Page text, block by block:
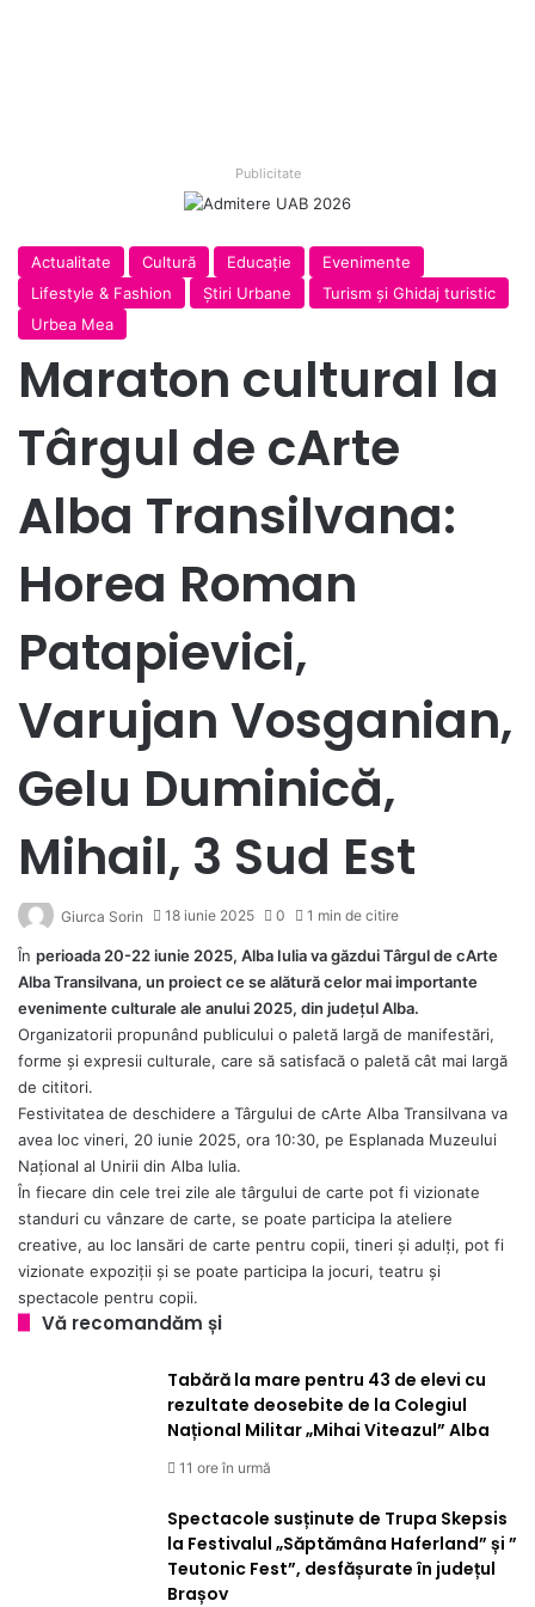
Publicitate
Actualitate Cultură Educație
Evenimente
Lifestyle & Fashion
Ştiri Urbane
Turism și Ghidaj turistic
Urbea Mea
Maraton cultural la
Târgul de cArte
Alba Transilvana:
Horea Roman
Patapievici,
Varujan Vosganian,
Gelu Duminică,
Mihail, 3 Sud Est
Giurca Sorin 18 iunie 2025 0 1 min de citire
În perioada 20-22 iunie 2025, Alba Iulia va găzdui Târgul de cArte
Alba Transilvana, un proiect ce se alătură celor mai importante
evenimente culturale ale anului 2025, din județul Alba.
Organizatorii propunând publicului o paletă largă de manifestări,
forme și expresii culturale, care să satisfacă o paletă cât mai largă
de cititori.
Festivitatea de deschidere a Târgului de cArte Alba Transilvana va
avea loc vineri, 20 iunie 2025, ora 10:30, pe Esplanada Muzeului
Național al Unirii din Alba Iulia.
În fiecare din cele trei zile ale târgului de carte pot fi vizionate
standuri cu vânzare de carte, se poate participa la ateliere
creative, au loc lansări de carte pentru copii, tineri și adulți, pot fi
vizionate expoziții și se poate participa la jocuri, teatru și
spectacole pentru copii.
Vă recomandăm și
Tabără la mare pentru 43 de elevi cu
rezultate deosebite de la Colegiul
Național Militar „Mihai Viteazul” Alba
11 ore în urmă
Spectacole susținute de Trupa Skepsis
la Festivalul „Săptămâna Haferland” și ”
Teutonic Fest”, desfășurate în județul
Brașov